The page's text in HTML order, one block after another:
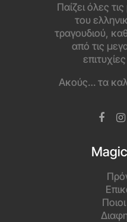
Παίζει όλες
του
τραγουδιού,
από τις
Ακούς… τα